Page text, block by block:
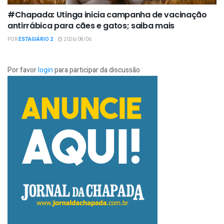
#Chapada: Utinga inicia campanha de vacinação
antirrábica para cães e gatos; saiba mais
PORESTAGIÁRIO 2 2026/08/06
Por favorloginpara participar da discussão